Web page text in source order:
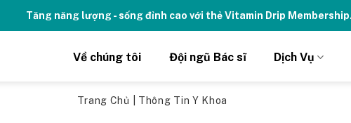
năm Thương hiệu Drip Hydrations | Nhận ưu đãi chỉ DÀNH RIÊNG cho
Về chúng tôi Đội ngũ Bác sĩ Dịch Vụ
Trang Chủ Thông Tin Y Khoa